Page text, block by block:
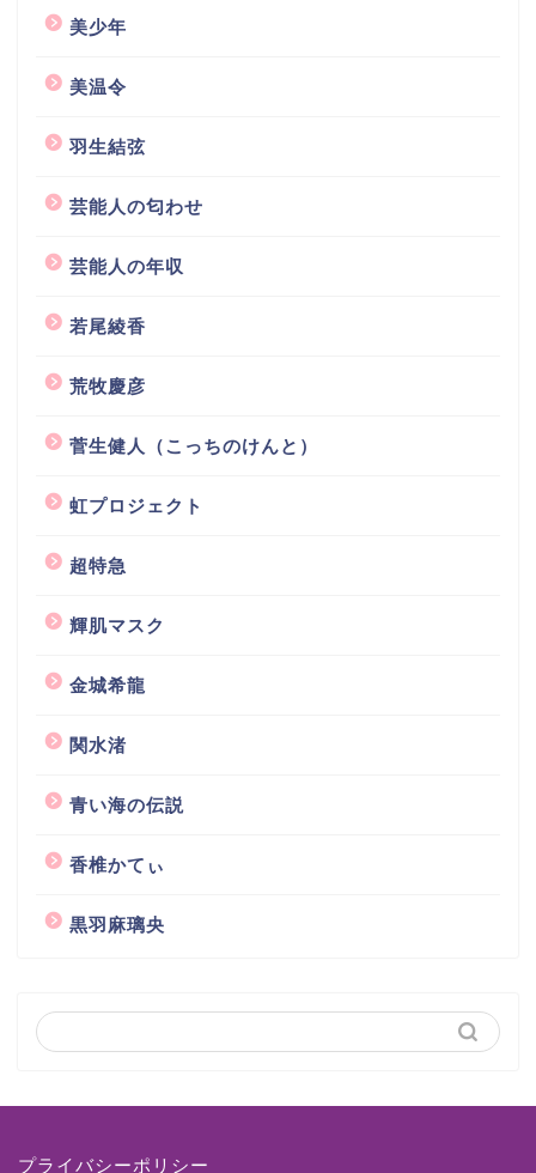
美少年
美温令
羽生結弦
芸能人の匂わせ
芸能人の年収
若尾綾香
荒牧慶彦
菅生健人（こっちのけんと）
虹プロジェクト
超特急
輝肌マスク
金城希龍
関水渚
青い海の伝説
香椎かてぃ
黒羽麻璃央
プライバシーポリシー